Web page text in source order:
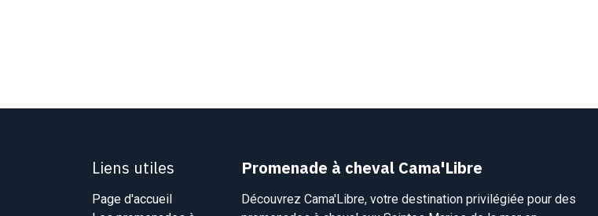
Liens utiles
Page d'accueil
Promenade à cheval Cama'Libre
Découvrez Cama'Libre, votre destination privilégiée pour des